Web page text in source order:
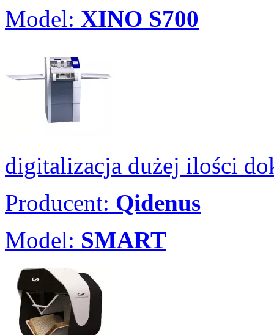
Model: XINO S700
digitalizacja dużej ilości
Producent: Qidenus
Model: SMART